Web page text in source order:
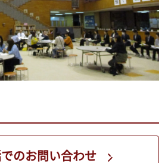
のお問い合わせ